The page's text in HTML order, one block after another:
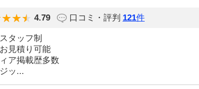
4.79 口コミ・評判 121件
タッフ制
見積り可能
ア掲載歴多数
ッ...